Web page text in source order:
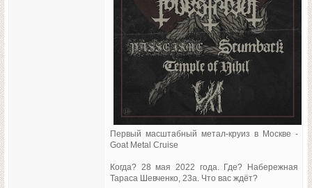
Первый масштабный метал-круиз в Москве -
Goat Metal Cruise
Когда? 28 мая 2022 года. Где? Набережная
Тараса Шевченко, 23а. Что вас ждёт?